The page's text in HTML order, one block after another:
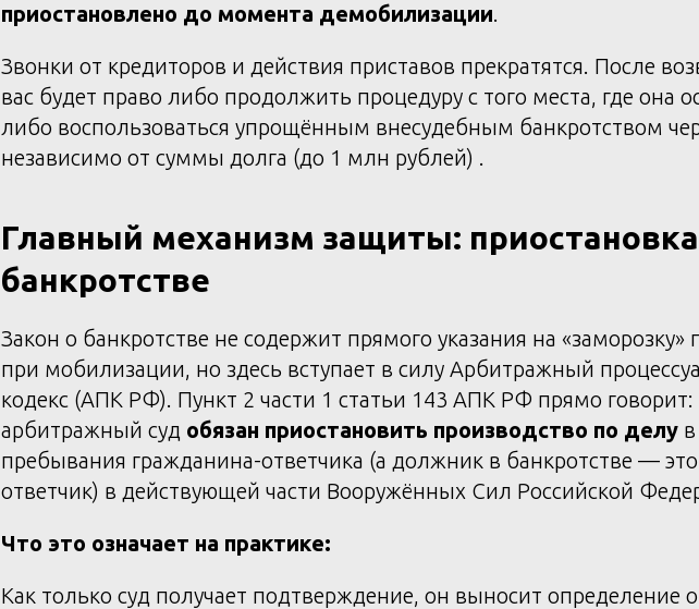
приостановлено до момента демобилизации.
Звонки от кредиторов и действия приставов прекратятся. После
вас будет право либо продолжить процедуру с того места, где она
либо воспользоваться упрощённым внесудебным банкротством
независимо от суммы долга (до 1 млн рублей) .
Главный механизм защиты:
банкротстве
Закон о банкротстве не содержит прямого указания на «заморозку»
при мобилизации, но здесь вступает в силу Арбитражный
кодекс (АПК РФ). Пункт 2 части 1 статьи 143 АПК РФ прямо говорит:
арбитражный суд обязан приостановить производство по делу
пребывания гражданина-ответчика (а должник в банкротстве — это
ответчик) в действующей части Вооружённых Сил Российской
Что это означает на практике:
Как только суд получает подтверждение, он выносит определение о